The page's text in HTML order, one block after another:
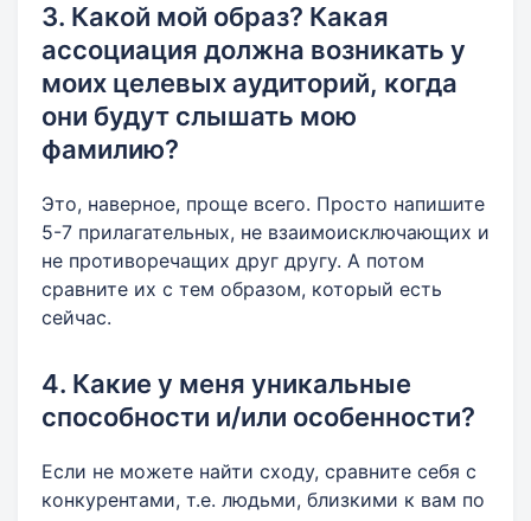
3. Какой мой образ? Какая
ассоциация должна возникать у
моих целевых аудиторий, когда
они будут слышать мою
фамилию?
Это, наверное, проще всего. Просто напишите
5-7 прилагательных, не взаимоисключающих и
не противоречащих друг другу. А потом
сравните их с тем образом, который есть
сейчас.
4. Какие у меня уникальные
способности и/или особенности?
Если не можете найти сходу, сравните себя с
конкурентами, т.е. людьми, близкими к вам по